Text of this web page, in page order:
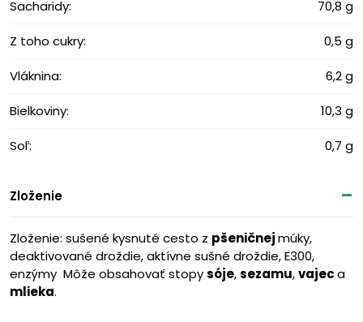
Sacharidy: 70,8 g
Z toho cukry: 0,5 g
Vláknina: 6,2 g
Bielkoviny: 10,3 g
Soľ: 0,7 g
Zloženie
Zloženie: sušené kysnuté cesto z pšeničnejmúky,
deaktivované droždie, aktívne sušné droždie, E300,
enzýmy Môže obsahovať stopysóje,sezamu,vajeca
mlieka.